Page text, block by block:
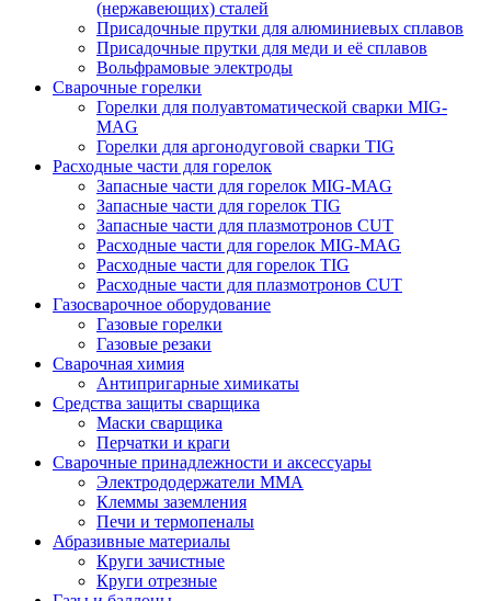
(нержавеющих) сталей
Присадочные прутки для алюминиевых сплавов
Присадочные прутки для меди и её сплавов
Вольфрамовые электроды
Сварочные горелки
Горелки для полуавтоматической сварки MIG-
MAG
Горелки для аргонодуговой сварки TIG
Расходные части для горелок
Запасные части для горелок MIG-MAG
Запасные части для горелок TIG
Запасные части для плазмотронов CUT
Расходные части для горелок MIG-MAG
Расходные части для горелок TIG
Расходные части для плазмотронов CUT
Газосварочное оборудование
Газовые горелки
Газовые резаки
Сварочная химия
Антипригарные химикаты
Средства защиты сварщика
Маски сварщика
Перчатки и краги
Сварочные принадлежности и аксессуары
Электрододержатели MMA
Клеммы заземления
Печи и термопеналы
Абразивные материалы
Круги зачистные
Круги отрезные